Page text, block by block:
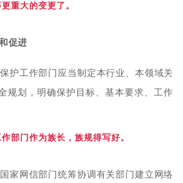
重大的变更了。
促进
护工作部门应当制定本行业、本领域关
规划，明确保护目标、基本要求、工作
作部门作为族长，族规得写好。
家网信部门统筹协调有关部门建立网络